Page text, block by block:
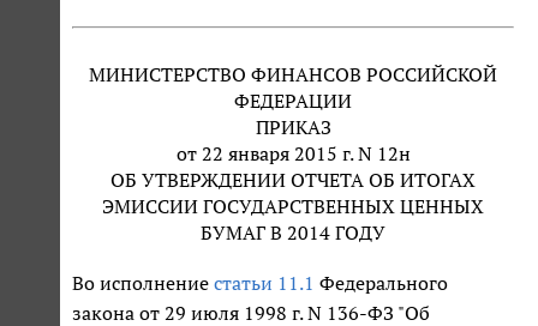
МИНИСТЕРСТВО ФИНАНСОВ РОССИЙСКОЙ
ФЕДЕРАЦИИ
ПРИКАЗ
от 22 января 2015 г. N 12н
ОБ УТВЕРЖДЕНИИ ОТЧЕТА ОБ ИТОГАХ
ЭМИССИИ ГОСУДАРСТВЕННЫХ ЦЕННЫХ
БУМАГ В 2014 ГОДУ
Во исполнение статьи 11.1 Федерального
закона от 29 июля 1998 г. N 136-ФЗ "Об